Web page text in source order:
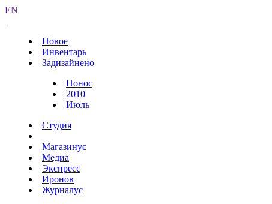
EN
Новое
Инвентарь
Задизайнено
Понос
2010
Июль
Студия
Магазинус
Медиа
Экспресс
Иронов
Журналус